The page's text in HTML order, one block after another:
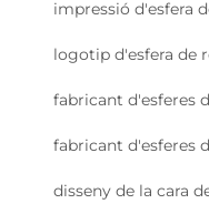
impressió d'esfera
logotip d'esfera de
fabricant d'esferes
fabricant d'esferes
disseny de la cara